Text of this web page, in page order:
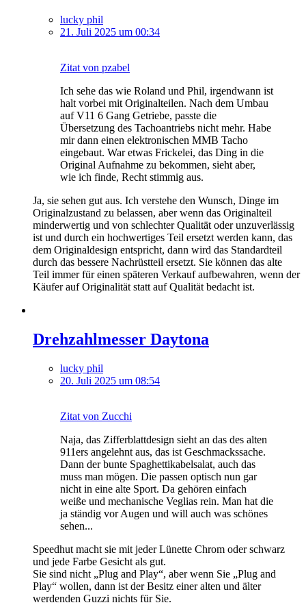
lucky phil
21. Juli 2025 um 00:34
Zitat von pzabel
Ich sehe das wie Roland und Phil, irgendwann ist
halt vorbei mit Originalteilen. Nach dem Umbau
auf V11 6 Gang Getriebe, passte die
Übersetzung des Tachoantriebs nicht mehr. Habe
mir dann einen elektronischen MMB Tacho
eingebaut. War etwas Frickelei, das Ding in die
Original Aufnahme zu bekommen, sieht aber,
wie ich finde, Recht stimmig aus.
Ja, sie sehen gut aus. Ich verstehe den Wunsch, Dinge im
Originalzustand zu belassen, aber wenn das Originalteil
minderwertig und von schlechter Qualität oder unzuverlässig
ist und durch ein hochwertiges Teil ersetzt werden kann, das
dem Originaldesign entspricht, dann wird das Standardteil
durch das bessere Nachrüstteil ersetzt. Sie können das alte
Teil immer für einen späteren Verkauf aufbewahren, wenn der
Käufer auf Originalität statt auf Qualität bedacht ist.
Drehzahlmesser Daytona
lucky phil
20. Juli 2025 um 08:54
Zitat von Zucchi
Naja, das Zifferblattdesign sieht an das des alten
911ers angelehnt aus, das ist Geschmackssache.
Dann der bunte Spaghettikabelsalat, auch das
muss man mögen. Die passen optisch nun gar
nicht in eine alte Sport. Da gehören einfach
weiße und mechanische Veglias rein. Man hat die
ja ständig vor Augen und will auch was schönes
sehen...
Speedhut macht sie mit jeder Lünette Chrom oder schwarz
und jede Farbe Gesicht als gut.
Sie sind nicht „Plug and Play“, aber wenn Sie „Plug and
Play“ wollen, dann ist der Besitz einer alten und älter
werdenden Guzzi nichts für Sie.